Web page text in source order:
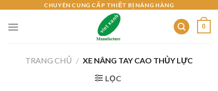
content
CHUYÊN CUNG CẤP THIẾT BỊ NÂNG HÀNG
0
TRANG CHỦ / XE NÂNG TAY CAO THỦY LỰC
LỌC